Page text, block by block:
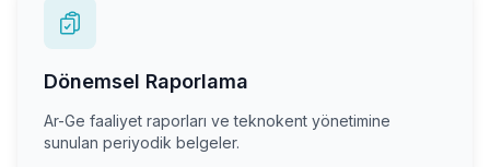
Dönemsel Raporlama
Ar-Ge faaliyet raporları ve teknokent yönetimine
sunulan periyodik belgeler.